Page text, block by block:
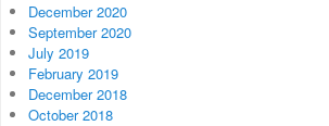
December 2020
September 2020
July 2019
February 2019
December 2018
October 2018